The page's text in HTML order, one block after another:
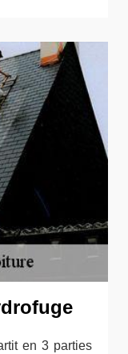
en 3 parties